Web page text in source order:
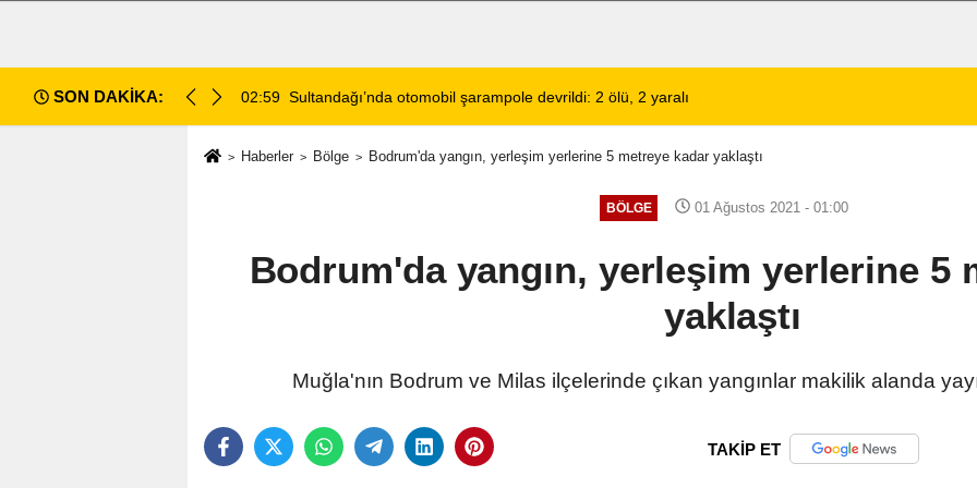
SON DAKİKA:
2 ölü, 2 yaralı 02:13 Afyonkarahisar'da Araç Sahiplerinin Tercihi: Halil Engin Oto Yıkama Şarkıcı
Haberler Bölge Bodrum'da yangın, yerleşim yerlerine 5 metreye kadar yaklaştı
BÖLGE 01 Ağustos 2021 - 01:00
Bodrum'da yangın, yerleşim yerlerine 5
yaklaştı
Muğla'nın Bodrum ve Milas ilçelerinde çıkan yangınlar makilik alanda
TAKİP ET